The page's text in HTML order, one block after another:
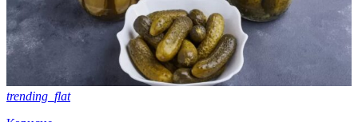
trending_flat